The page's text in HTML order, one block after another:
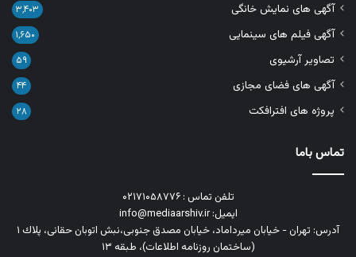
آگهی های نمایش خانگی ۳,۴۰۳
آگهی فیلم های سینمایی ۱,۶۵۰
تصاویر آرشیوی ۵۹
آگهی های فضای مجازی ۴۴
پروژه های افترافکت ۲۸
تماس باما
تلفن تماس : ۰۲۱۷۱۰۵۸۷۷۶
ایمیل: info@mediaarshiv.ir
آدرس: تهران - خیابان میرداماد، خیابان مصدق جنوبی،نبش اتوبان حقانی، پلاك ١
(ساختمان روزنامه اطلاعات)، طبقه ۱۳